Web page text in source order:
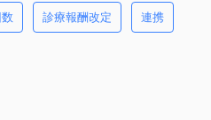
診療報酬改定 連携